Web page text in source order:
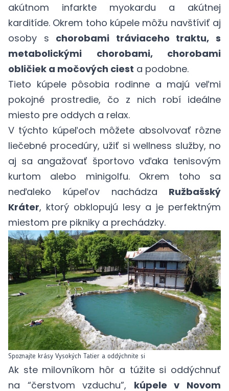
akútnom infarkte myokardu a akútnej
karditíde. Okrem toho kúpele môžu navštíviť aj
osoby s chorobami tráviaceho traktu, s
metabolickými chorobami, chorobami
obličiek a močových ciest a podobne.
Tieto kúpele pôsobia rodinne a majú veľmi
pokojné prostredie, čo z nich robí ideálne
miesto pre oddych a relax.
V týchto kúpeľoch môžete absolvovať rôzne
liečebné procedúry, užiť si wellness služby, no
aj sa angažovať športovo vďaka tenisovým
kurtom alebo minigolfu. Okrem toho sa
neďaleko kúpeľov nachádza Ružbašský
Kráter, ktorý obklopujú lesy a je perfektným
miestom pre pikniky a prechádzky.
Spoznajte krásy Vysokých Tatier a oddýchnite si
Ak ste milovníkom hôr a túžite si oddýchnuť
na “čerstvom vzduchu”, kúpele v Novom